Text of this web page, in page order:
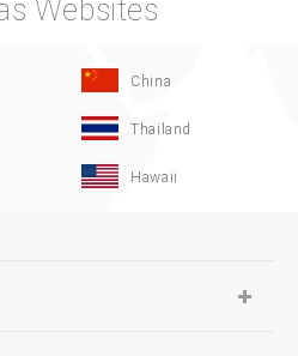
Websites
China
Thailand
Hawaii